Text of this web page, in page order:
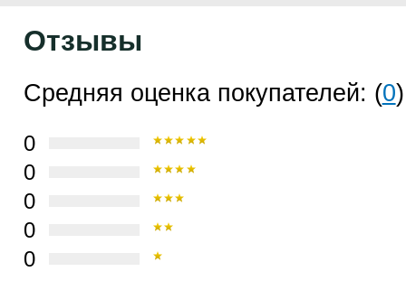
Отзывы
Средняя оценка покупателей: (0)
0
0
0
0
0